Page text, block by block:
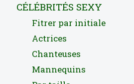
CÉLÉBRITÉS SEXY
Fitrer par initiale
Actrices
Chanteuses
Mannequins